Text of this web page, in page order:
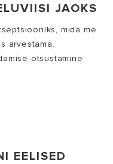
JAOKS
mida me
arvestama.
otsustamine
EELISED